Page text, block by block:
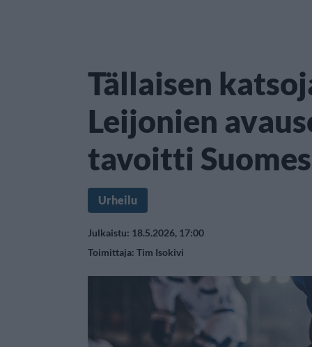
Tällaisen
Leijonien
tavoitti
Urheilu
Julkaistu: 18.5.2026, 17:00
Toimittaja: Tim Isokivi